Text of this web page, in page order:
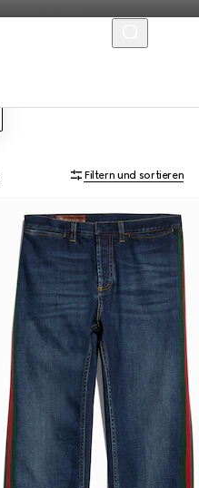
Filtern und sortieren